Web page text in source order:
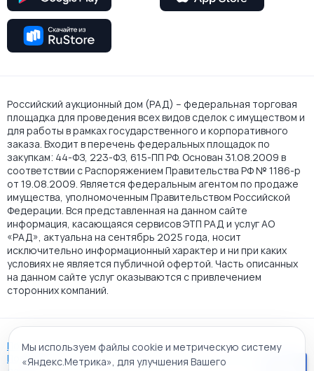
Российский аукционный дом (РАД) – федеральная торговая
площадка для проведения всех видов сделок с имуществом и
для работы в рамках государственного и корпоративного
заказа. Входит в перечень федеральных площадок по
закупкам: 44-ФЗ, 223-ФЗ, 615-ПП РФ. Основан 31.08.2009 в
соответствии с Распоряжением Правительства РФ № 1186-р
от 19.08.2009. Является федеральным агентом по продаже
имущества, уполномоченным Правительством Российской
Федерации. Вся представленная на данном сайте
информация, касающаяся сервисов ЭТП РАД и услуг АО
«РАД», актуальна на сентябрь 2025 года, носит
исключительно информационный характер и ни при каких
условиях не является публичной офертой. Часть описанных
на данном сайте услуг оказываются с привлечением
сторонних компаний.
Пользовательское соглашение
Политика АО "РАД" в отношении обработки персональных
Мы используем файлы cookie и метрическую систему
«Яндекс.Метрика», для улучшения Вашего